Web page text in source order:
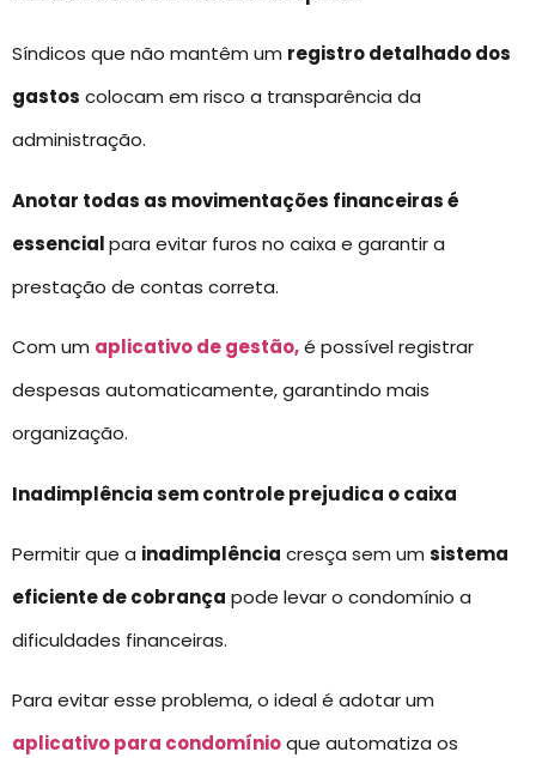
Síndicos que não mantêm um registro detalhado dos
gastos colocam em risco a transparência da
administração.
Anotar todas as movimentações financeiras é
essencialpara evitar furos no caixa e garantir a
prestação de contas correta.
Com um aplicativo de gestão,é possível registrar
despesas automaticamente, garantindo mais
organização.
Inadimplência sem controle prejudica o caixa
Permitir que a inadimplência cresça sem um sistema
eficiente de cobrança pode levar o condomínio a
dificuldades financeiras.
Para evitar esse problema, o ideal é adotar um
aplicativo para condomínioque automatiza os